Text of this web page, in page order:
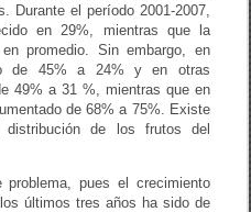
Durante el período 2001-2007,
en 29%, mientras que la
promedio. Sin embargo, en
de 45% a 24% y en otras
49% a 31 %, mientras que en
de 68% a 75%. Existe
distribución de los frutos del
pues el crecimiento
últimos tres años ha sido de